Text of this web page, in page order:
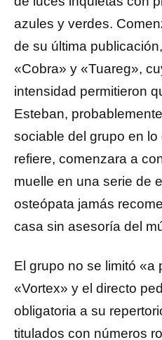
azules y verdes.
de su última
«Cobra» y «Tuareg»,
intensidad permitieron
Esteban,
sociable del grupo en
refiere, comenzara a
muelle en una serie de
osteópata jamás
casa sin asesoría del
El grupo no se limitó «a
«Vortex» y el directo
obligatoria a su
titulados con números